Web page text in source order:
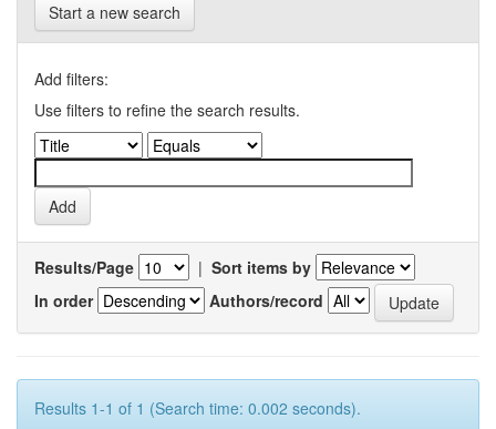
Start a new search
Add filters:
Use filters to refine the search results.
Results/Page | Sort items by
In order
Authors/record
Results 1-1 of 1 (Search time: 0.002 seconds).